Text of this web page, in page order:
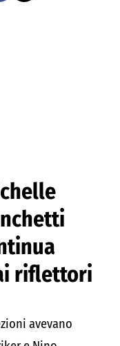
riflettori
avevano